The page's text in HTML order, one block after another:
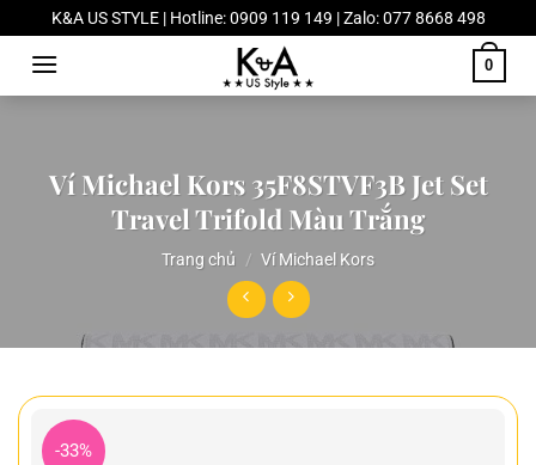
Chuyển
đến
dung
K&A US STYLE | Hotline: 0909 119 149 | Zalo: 077 8668 498
0
Ví Michael Kors 35F8STVF3B Jet Set
Travel Trifold Màu Trắng
Trang chủ / Ví Michael Kors
-33%